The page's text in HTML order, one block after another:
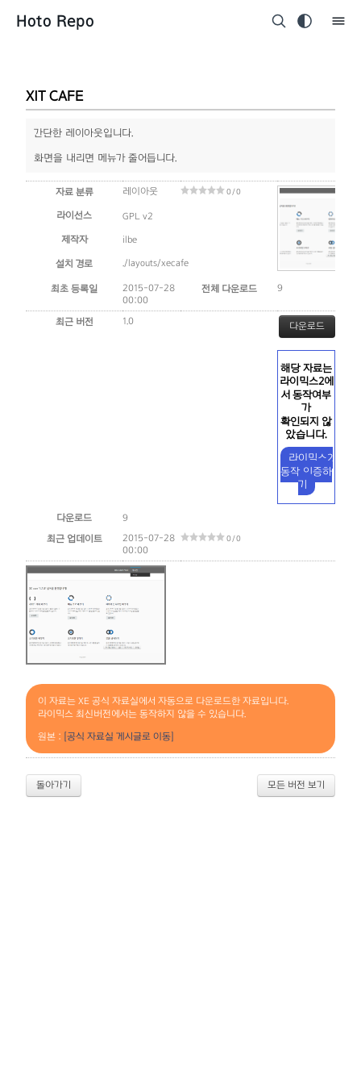
Hoto Repo
XIT CAFE
간단한 레이아웃입니다.
화면을 내리면 메뉴가 줄어듭니다.
자료 분류 레이아웃 0 / 0
라이선스 GPL v2
제작자 ilbe
설치 경로 ./layouts/xecafe
최초 등록일
2015-07-28
00:00
전체 다운로드 9
최근 버전 1.0 다운로드
해당 자료는
라이믹스2에
서 동작여부
가
확인되지 않
았습니다.
라이믹스2
동작 인증하
기
다운로드
9
최근 업데이트
2015-07-28
00:00
0 / 0
이 자료는 XE 공식 자료실에서 자동으로 다운로드한 자료입니다.
라이믹스 최신버전에서는 동작하지 않을 수 있습니다.
원본 : [공식 자료실 게시글로 이동]
돌아가기 모든 버전 보기